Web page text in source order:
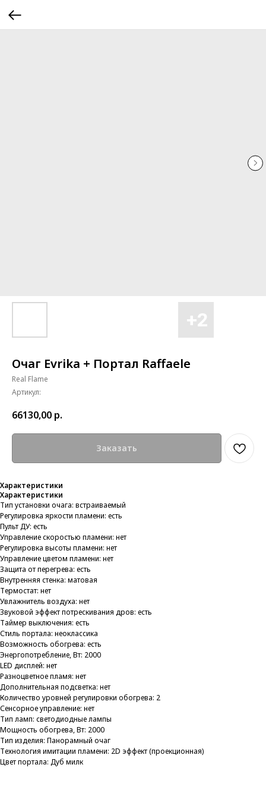
Очаг Evrika + Портал Raffaele
Real Flame
Артикул:
66130,00 р.
Заказать
Характеристики
Характеристики
Тип установки очага: встраиваемый
Регулировка яркости пламени: есть
Пульт ДУ: есть
Управление скоростью пламени: нет
Регулировка высоты пламени: нет
Управление цветом пламени: нет
Защита от перегрева: есть
Внутренняя стенка: матовая
Термостат: нет
Увлажнитель воздуха: нет
Звуковой эффект потрескивания дров: есть
Таймер выключения: есть
Стиль портала: неоклассика
Возможность обогрева: есть
Энергопотребление, Вт: 2000
LED дисплей: нет
Разноцветное пламя: нет
Дополнительная подсветка: нет
Количество уровней регулировки обогрева: 2
Сенсорное управление: нет
Тип ламп: светодиодные лампы
Мощность обогрева, Вт: 2000
Тип изделия: Панорамный очаг
Технология имитации пламени: 2D эффект (проекционная)
Цвет портала: Дуб милк